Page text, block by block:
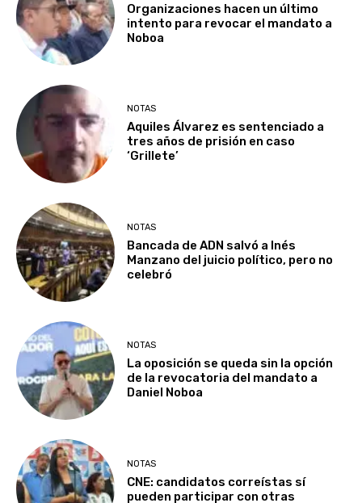
Organizaciones hacen un último
intento para revocar el mandato a
Noboa
NOTAS
Aquiles Álvarez es sentenciado a
tres años de prisión en caso
‘Grillete’
NOTAS
Bancada de ADN salvó a Inés
Manzano del juicio político, pero no
celebró
NOTAS
La oposición se queda sin la opción
de la revocatoria del mandato a
Daniel Noboa
NOTAS
CNE: candidatos correístas sí
pueden participar con otras